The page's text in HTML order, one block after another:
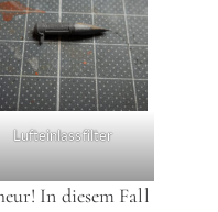
Lufteinlassfilter
In diesem Fall